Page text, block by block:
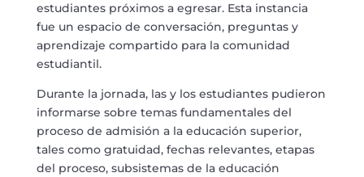
estudiantes próximos a egresar. Esta instancia
fue un espacio de conversación, preguntas y
aprendizaje compartido para la comunidad
estudiantil.
Durante la jornada, las y los estudiantes pudieron
informarse sobre temas fundamentales del
proceso de admisión a la educación superior,
tales como gratuidad, fechas relevantes, etapas
del proceso, subsistemas de la educación